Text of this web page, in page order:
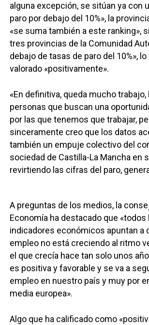
alguna excepción, se sitúan ya con
paro por debajo del 10%», la
«se suma también a este ranking»,
tres provincias de la Comunidad
debajo de tasas de paro del 10%», lo
valorado «positivamente».
«En definitiva, queda mucho trabajo,
personas que buscan una
por las que tenemos que trabajar,
sinceramente creo que los datos
también un empuje colectivo del
sociedad de Castilla-La Mancha en
revirtiendo las cifras del paro,
A preguntas de los medios, la
Economía ha destacado que
indicadores económicos apuntan a
empleo no está creciendo al ritmo
el que crecía hace tan solo unos
es positiva y favorable y se va a
empleo en nuestro país y muy por
media europea».
Algo que ha calificado como